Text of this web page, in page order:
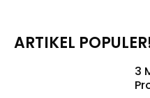
ARTIKEL
3